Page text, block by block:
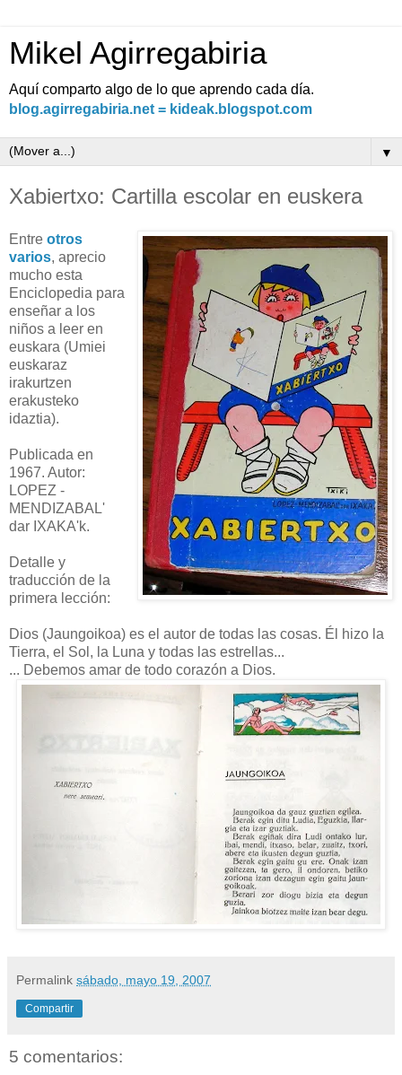
Mikel Agirregabiria
Aquí comparto algo de lo que aprendo cada día.
blog.agirregabiria.net = kideak.blogspot.com
▼
Xabiertxo: Cartilla escolar en euskera
Entre otros
varios, aprecio
mucho esta
Enciclopedia para
enseñar a los
niños a leer en
euskara (Umiei
euskaraz
irakurtzen
erakusteko
idaztia).
Publicada en
1967. Autor:
LOPEZ -
MENDIZABAL'
dar IXAKA'k.
Detalle y
traducción de la
primera lección:
Dios (Jaungoikoa) es el autor de todas las cosas. Él hizo la
Tierra, el Sol, la Luna y todas las estrellas...
... Debemos amar de todo corazón a Dios.
Permalink sábado, mayo 19, 2007
Compartir
5 comentarios: